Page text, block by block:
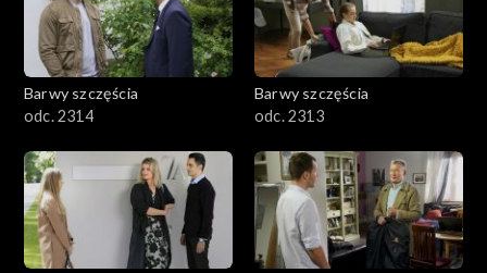
Barwy szczęścia
odc. 2314
Barwy szczęścia
odc. 2313